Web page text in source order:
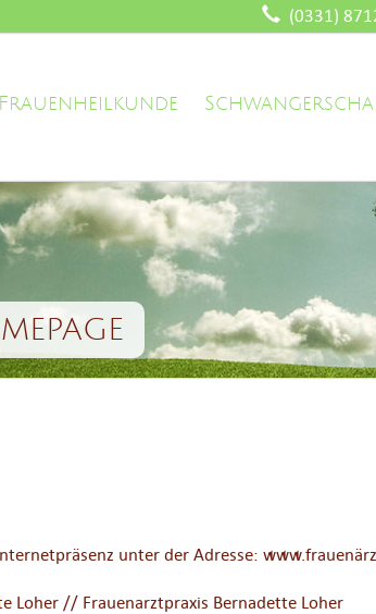
(0331)
Frauenheilkunde
unter der Adresse:
Loher // Frauenarztpraxis Bernadette Loher